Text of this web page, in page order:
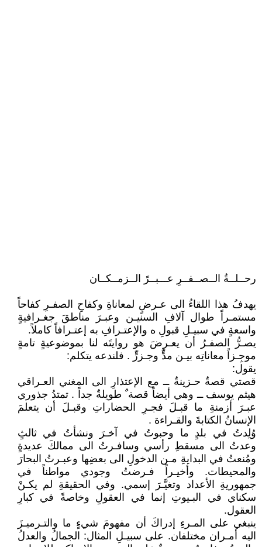
رحــلــةُ الــصــفــرِ عـــبــرً الــزمــكــان
يهدفُ هذا اللقاءُ الى عـرضٍ لمعاناةِ وكفاحِ الصفـرِ كفاحاً
مستمـراً طوال آلافِ السنيـن وعبـرَ مناطقَ جغـرافيةٍ
واسعةٍ في سبيـلِ قبولِ ه والإعتـرافِ به إعتـرافاً كاملاً.
يصـرُّ الصفـرُ أن يعـرضَ هو روايتَه لنا بموضوعيةٍ تامةٍ
موجِـزاً معاناتِه بيـن مدٍّ وجـزرٍّ . فلندعه يتكلم:
يقول:
قصتي قصةٌ حـزينةٌ ــ مع الإعتذارِ الى المغني العـراقي
هيثم يوسف ــ وهي أيضاً قصة ٌ طويلةٌ جداً . تمتدُ جذوري
عبـرَ أزمنةِ ما قبـلَ فجـرِ الحضاراتِ وقبـلَ أن يتعلمَ
الإنسانُ الكتابةَ والقـراءة .
وُلِدتُ في بلدٍ ما وحبوتُ في آخـرَ ونشأتُ في ثالثٍ
وعدتُ الى مسقطِ رأسي وسافـرتُ الى ممالكَ عديدةٍ
ومُنعتُ في البدايةِ مـن الدخولِ الى بعضِها وعبـرتُ البحارَ
والمحيطات. وأخيـراً فـرضتُ وجودي مواطناً في
جمهوريةِ الأعداد وتغيَّـرَ إسمي. وفي الحقيقةِ لم يكـنْ
سكناي في البـيوتِ إنما في العقولِ وخاصةً في كبارِ
العقول.
ينبغي على المـرءِ إدراكَ أن مفهومَ شيءٍ ما والتـرميـزَ
اليه أمـران مختلفان. على سبيـلِ المثال: الجمالُ والعدلُ